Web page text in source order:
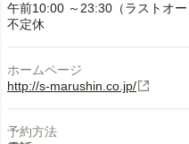
午前10:00 ～23:30（ラストオー
不定休
ホームページ
http://s-marushin.co.jp/
予約方法